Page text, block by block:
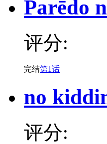
Parēdo
评分:
完结第1话
no
评分: